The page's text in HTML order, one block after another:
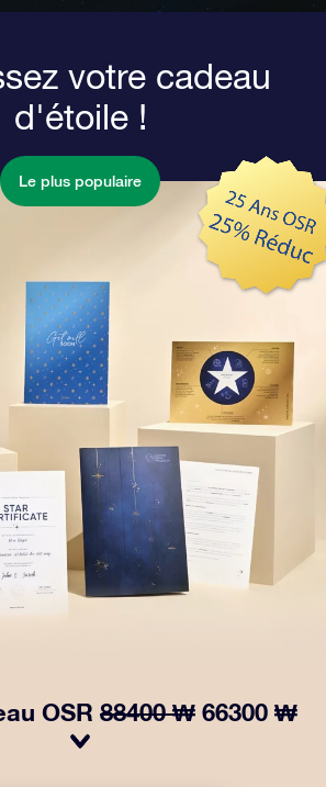
votre cadeau
d'étoile !
Le plus populaire
OSR 88400 ₩ 66300 ₩